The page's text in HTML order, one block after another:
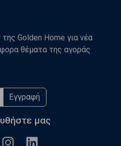
Golden Home για νέα
θέματα της αγοράς
Εγγραφή
μας